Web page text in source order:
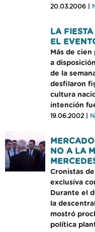
20.03.2006 |
LA
EL
Más de
a
de la
desfilaron
cultura
intención
19.06.2002 |
NO A LA
Cronistas
exclusiva
Durante el
la
mostró
política